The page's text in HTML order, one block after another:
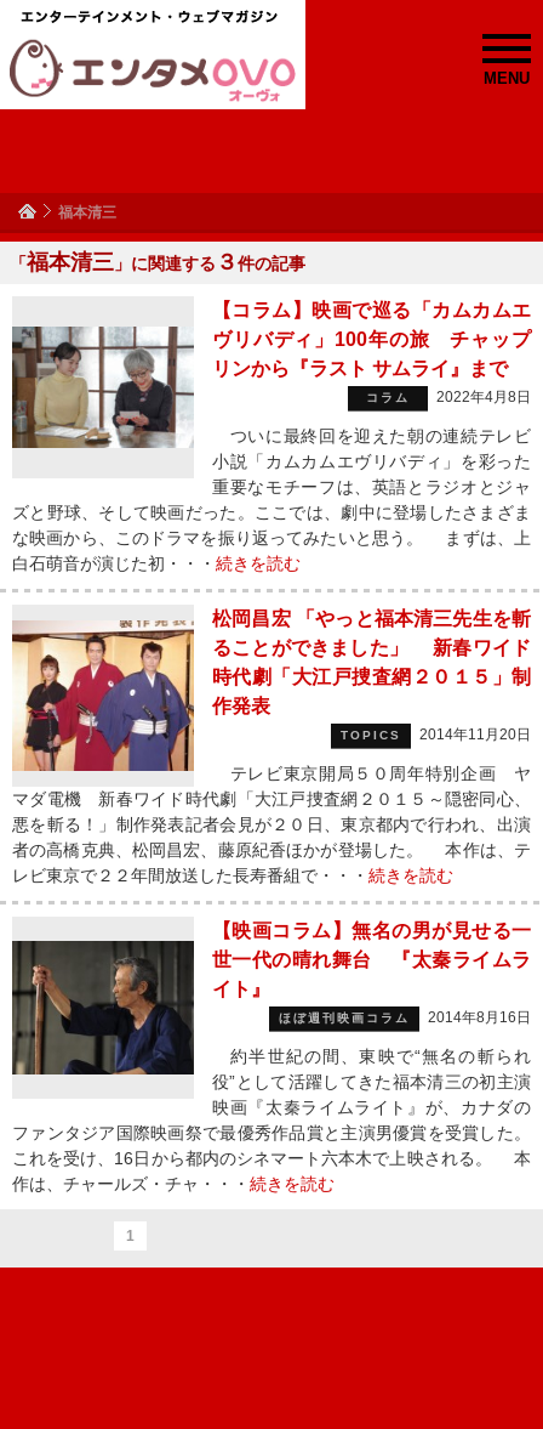
MENU
福本清三
「福本清三 」に関連する ３件の記事
【コラム】映画で巡る「カムカムエ
ヴリバディ」100年の旅 チャップ
リンから『ラスト サムライ』まで
コラム 2022年4月8日
ついに最終回を迎えた朝の連続テレビ
小説「カムカムエヴリバディ」を彩った
重要なモチーフは、英語とラジオとジャ
ズと野球、そして映画だった。ここでは、劇中に登場したさまざま
な映画から、このドラマを振り返ってみたいと思う。 まずは、上
白石萌音が演じた初・・・ 続きを読む
松岡昌宏 「やっと福本清三先生を斬
ることができました」 新春ワイド
時代劇「大江戸捜査網２０１５」制
作発表
TOPICS 2014年11月20日
テレビ東京開局５０周年特別企画 ヤ
マダ電機 新春ワイド時代劇「大江戸捜査網２０１５～隠密同心、
悪を斬る！」制作発表記者会見が２０日、東京都内で行われ、出演
者の高橋克典、松岡昌宏、藤原紀香ほかが登場した。 本作は、テ
レビ東京で２２年間放送した長寿番組で・・・ 続きを読む
【映画コラム】無名の男が見せる一
世一代の晴れ舞台 『太秦ライムラ
イト』
ほぼ週刊映画コラム 2014年8月16日
約半世紀の間、東映で“無名の斬られ
役”として活躍してきた福本清三の初主演
映画『太秦ライムライト』が、カナダの
ファンタジア国際映画祭で最優秀作品賞と主演男優賞を受賞した。
これを受け、16日から都内のシネマート六本木で上映される。 本
作は、チャールズ・チャ・・・ 続きを読む
1